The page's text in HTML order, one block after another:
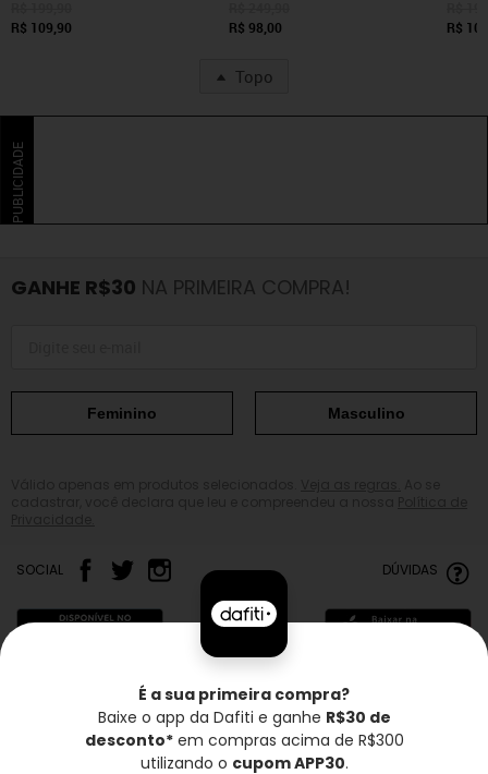
R$ 109,90
R$ 98,00
R$
Topo
PUBLICIDADE
GANHE R$30 NA PRIMEIRA COMPRA!
Feminino Masculino
SOCIAL DÚVIDAS
Frete grátis* Troca grátis Entrega rápida
É a sua primeira compra?
Baixe o app da Dafiti e ganhe R$30 de
desconto*em compras acima de R$300
utilizando o cupom APP30.